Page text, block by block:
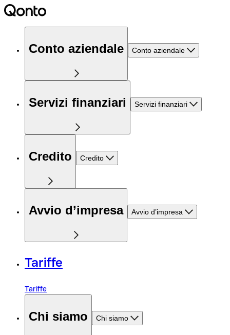
Conto aziendale Conto aziendale
Servizi finanziari Servizi finanziari
Credito Credito
Avvio d’impresa Avvio d’impresa
Tariffe
Tariffe
Chi siamo Chi siamo